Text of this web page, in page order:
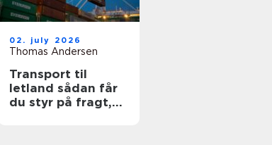
02. july 2026
Thomas Andersen
Transport til
letland sådan får
du styr på fragt,